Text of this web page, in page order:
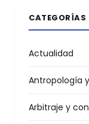
CATEGORÍAS
Actualidad
Antropología
Arbitraje y